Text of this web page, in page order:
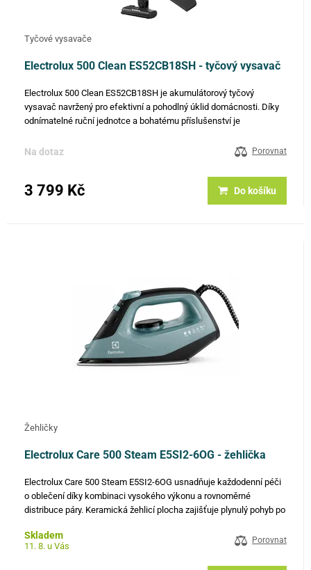
Tyčové vysavače
Electrolux 500 Clean ES52CB18SH - tyčový vysavač
Electrolux 500 Clean ES52CB18SH je akumulátorový tyčový
vysavač navržený pro efektivní a pohodlný úklid domácnosti. Díky
odnímatelné ruční jednotce a bohatému příslušenství je
míst.…
Na dotaz Porovnat
3 799 Kč Do košíku
Žehličky
Electrolux Care 500 Steam E5SI2-6OG - žehlička
Electrolux Care 500 Steam E5SI2-6OG usnadňuje každodenní péči
o oblečení díky kombinaci vysokého výkonu a rovnoměrné
distribuce páry. Keramická žehlicí plocha zajišťuje plynulý pohyb po
Skladem
11. 8. u Vás
Porovnat